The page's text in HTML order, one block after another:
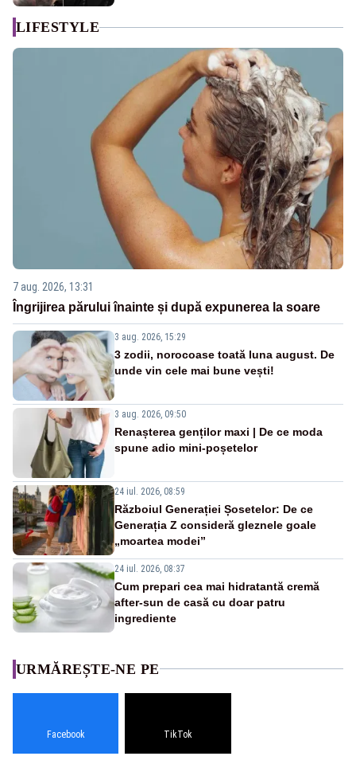
LIFESTYLE
7 aug. 2026, 13:31
Îngrijirea părului înainte și după expunerea la soare
3 aug. 2026, 15:29
3 zodii, norocoase toată luna august. De
unde vin cele mai bune vești!
3 aug. 2026, 09:50
Renașterea genților maxi | De ce moda
spune adio mini-poșetelor
24 iul. 2026, 08:59
Războiul Generației Șosetelor: De ce
Generația Z consideră gleznele goale
„moartea modei”
24 iul. 2026, 08:37
Cum prepari cea mai hidratantă cremă
after-sun de casă cu doar patru
ingrediente
URMĂREȘTE-NE PE
Facebook TikTok